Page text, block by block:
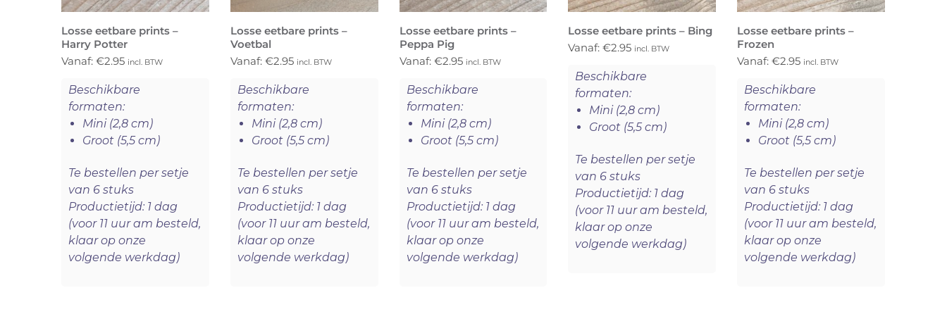
Losse eetbare prints –
Harry Potter
Vanaf: €2.95 incl. BTW
Beschikbare
formaten:
Mini (2,8 cm)
Groot (5,5 cm)
Te bestellen per setje
van 6 stuks
Productietijd: 1 dag
(voor 11 uur am besteld,
klaar op onze
volgende werkdag)
Losse eetbare prints –
Voetbal
Vanaf: €2.95 incl. BTW
Beschikbare
formaten:
Mini (2,8 cm)
Groot (5,5 cm)
Te bestellen per setje
van 6 stuks
Productietijd: 1 dag
(voor 11 uur am besteld,
klaar op onze
volgende werkdag)
Losse eetbare prints –
Peppa Pig
Vanaf: €2.95 incl. BTW
Beschikbare
formaten:
Mini (2,8 cm)
Groot (5,5 cm)
Te bestellen per setje
van 6 stuks
Productietijd: 1 dag
(voor 11 uur am besteld,
klaar op onze
volgende werkdag)
Losse eetbare prints – Bing
Vanaf:€2.95 incl. BTW
Beschikbare
formaten:
Mini (2,8 cm)
Groot (5,5 cm)
Te bestellen per setje
van 6 stuks
Productietijd: 1 dag
(voor 11 uur am besteld,
klaar op onze
volgende werkdag)
Losse eetbare prints –
Frozen
Vanaf: €2.95 incl. BTW
Beschikbare
formaten:
Mini (2,8 cm)
Groot (5,5 cm)
Te bestellen per setje
van 6 stuks
Productietijd: 1 dag
(voor 11 uur am besteld,
klaar op onze
volgende werkdag)